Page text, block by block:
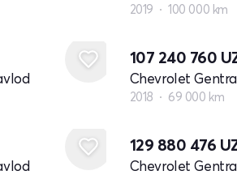
2019 100 000 km
107 240 760
Chevrolet
2018 69 000 km
129 880 476
Chevrolet